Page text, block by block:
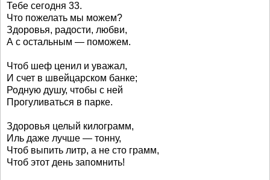
Тебе сегодня 33.
Что пожелать мы можем?
Здоровья, радости, любви,
А с остальным — поможем.
Чтоб шеф ценил и уважал,
И счет в швейцарском банке;
Родную душу, чтобы с ней
Прогуливаться в парке.
Здоровья целый килограмм,
Иль даже лучше — тонну,
Чтоб выпить литр, а не сто грамм,
Чтоб этот день запомнить!